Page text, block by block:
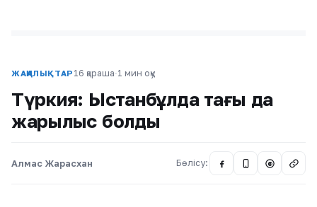
ЖАҢАЛЫҚТАР 16 қараша·1 мин оқу
Түркия: Ыстанбұлда тағы да
жарылыс болды
Алмас Жарасхан Бөлісу: @